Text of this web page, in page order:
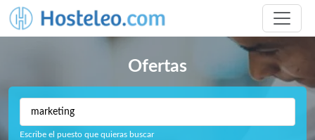
Ofertas
Escribe el puesto que quieras buscar